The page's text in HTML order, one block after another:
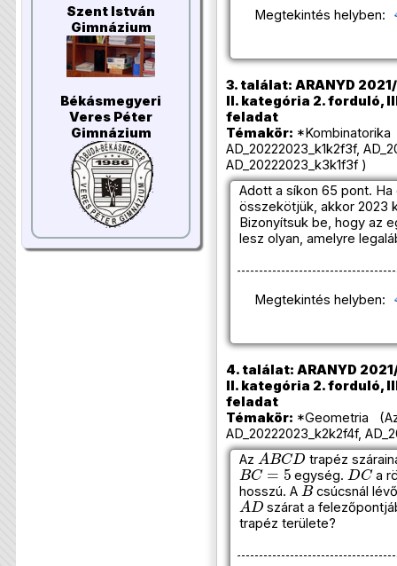
Szent István
Gimnázium
Békásmegyeri
Veres Péter
Gimnázium
Megtekintés helyben:
3. találat: ARANYD
II. kategória 2. forduló,
feladat
Témakör:
AD_20222023_k1k2f3f,
AD_20222023_k3k1f3f )
Adott a síkon 65 pont.
összekötjük, akkor 2023
Bizonyítsuk be, hogy az
lesz olyan, amelyre
Megtekintés helyben:
4. találat: ARANYD
II. kategória 2. forduló,
feladat
Témakör: *Geometria
AD_20222023_k2k2f4f,
Az
ABCD
trapéz
BC=5
egység.
DC
a
hosszú. A
B
csúcsnál
AD
szárat a
trapéz területe?